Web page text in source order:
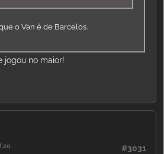
o Van é de Barcelos.
jogou no maior!
#3031